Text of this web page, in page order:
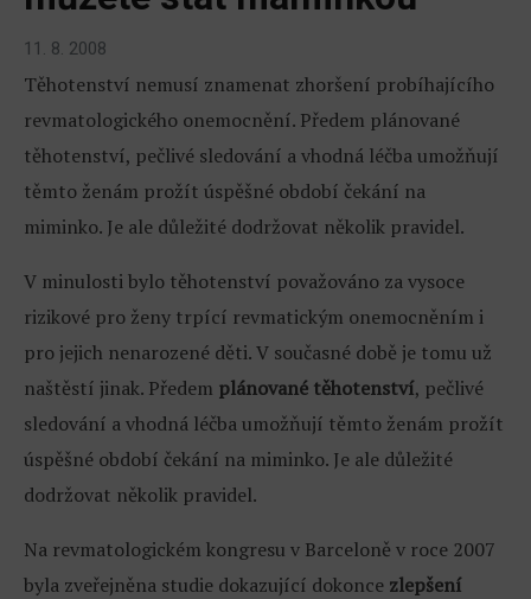
11. 8. 2008
Těhotenství nemusí znamenat zhoršení probíhajícího
revmatologického onemocnění. Předem plánované
těhotenství, pečlivé sledování a vhodná léčba umožňují
těmto ženám prožít úspěšné období čekání na
miminko. Je ale důležité dodržovat několik pravidel.
V minulosti bylo těhotenství považováno za vysoce
rizikové pro ženy trpící revmatickým onemocněním i
pro jejich nenarozené děti. V současné době je tomu už
naštěstí jinak. Předem plánované těhotenství, pečlivé
sledování a vhodná léčba umožňují těmto ženám prožít
úspěšné období čekání na miminko. Je ale důležité
dodržovat několik pravidel.
Na revmatologickém kongresu v Barceloně v roce 2007
byla zveřejněna studie dokazující dokonce zlepšení